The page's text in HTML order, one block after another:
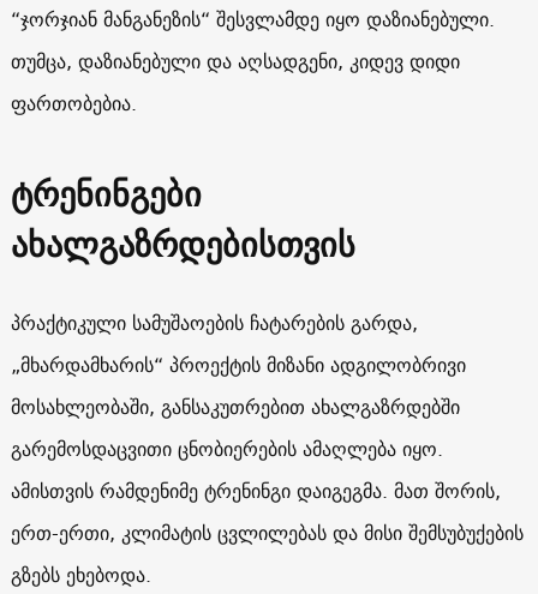
“ჯორჯიან მანგანეზის“ შესვლამდე იყო დაზიანებული.
თუმცა, დაზიანებული და აღსადგენი, კიდევ დიდი
ფართობებია.
ტრენინგები
ახალგაზრდებისთვის
პრაქტიკული სამუშაოების ჩატარების გარდა,
„მხარდამხარის“ პროექტის მიზანი ადგილობრივი
მოსახლეობაში, განსაკუთრებით ახალგაზრდებში
გარემოსდაცვითი ცნობიერების ამაღლება იყო.
ამისთვის რამდენიმე ტრენინგი დაიგეგმა. მათ შორის,
ერთ-ერთი, კლიმატის ცვლილებას და მისი შემსუბუქების
გზებს ეხებოდა.